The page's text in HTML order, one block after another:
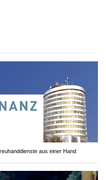
aus einer Hand